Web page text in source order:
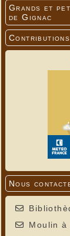
Grands et
de Gignac
Contributions
Nous
Moulin à